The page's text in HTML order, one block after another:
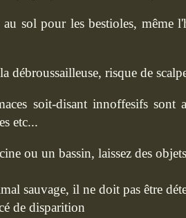
sol pour les bestioles, même
débroussailleuse, risque de
soit-disant innoffesifs sont
etc...
ou un bassin, laissez des
sauvage, il ne doit pas être
de disparition